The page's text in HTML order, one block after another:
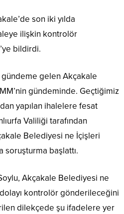
son iki yılda
ilişkin kontrolör
bildirdi.
gündeme gelen Akçakale
gündeminde. Geçtiğimiz
yapılan ihalelere fesat
Valiliği tarafından
Belediyesi ne İçişleri
soruşturma başlattı.
Akçakale Belediyesi ne
kontrolör gönderileceğini
dilekçede şu ifadelere yer